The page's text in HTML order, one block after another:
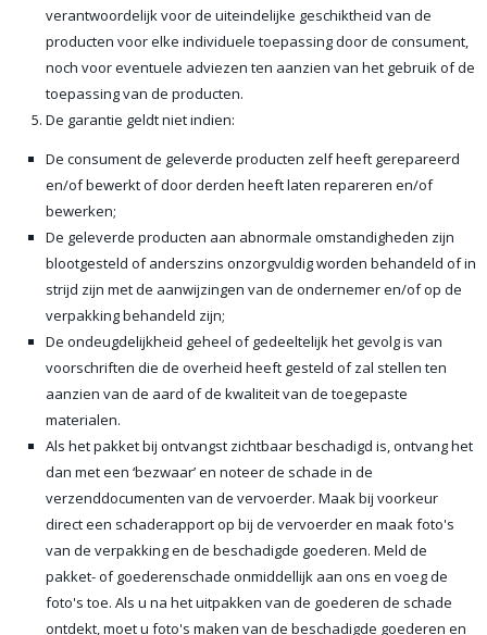
verantwoordelijk voor de uiteindelijke geschiktheid van de
producten voor elke individuele toepassing door de consument,
noch voor eventuele adviezen ten aanzien van het gebruik of de
toepassing van de producten.
De garantie geldt niet indien:
De consument de geleverde producten zelf heeft gerepareerd
en/of bewerkt of door derden heeft laten repareren en/of
bewerken;
De geleverde producten aan abnormale omstandigheden zijn
blootgesteld of anderszins onzorgvuldig worden behandeld of in
strijd zijn met de aanwijzingen van de ondernemer en/of op de
verpakking behandeld zijn;
De ondeugdelijkheid geheel of gedeeltelijk het gevolg is van
voorschriften die de overheid heeft gesteld of zal stellen ten
aanzien van de aard of de kwaliteit van de toegepaste
materialen.
Als het pakket bij ontvangst zichtbaar beschadigd is, ontvang het
dan met een ‘bezwaar’ en noteer de schade in de
verzenddocumenten van de vervoerder. Maak bij voorkeur
direct een schaderapport op bij de vervoerder en maak foto's
van de verpakking en de beschadigde goederen. Meld de
pakket- of goederenschade onmiddellijk aan ons en voeg de
foto's toe. Als u na het uitpakken van de goederen de schade
ontdekt, moet u foto's maken van de beschadigde goederen en